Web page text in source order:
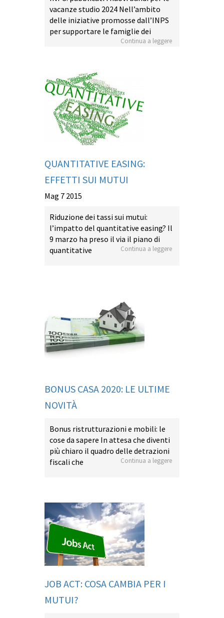
vacanze studio 2024 Nell’ambito
delle iniziative promosse dall’INPS
per supportare le famiglie dei
Continua a leggere
QUANTITATIVE EASING:
EFFETTI SUI MUTUI
Mag 7 2015
Riduzione dei tassi sui mutui:
l’impatto del quantitative easing? Il
9 marzo ha preso il via il piano di
quantitative
Continua a leggere
BONUS CASA 2020: LE ULTIME
NOVITÀ
Bonus ristrutturazioni e mobili: le
cose da sapere In attesa che diventi
più chiaro il quadro delle detrazioni
fiscali che
Continua a leggere
JOB ACT: COSA CAMBIA PER I
MUTUI?